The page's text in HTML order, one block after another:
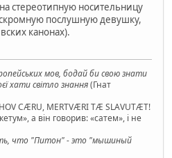
стереотипную носительницу
послушную девушку,
канонах).
мов, бодай би свою знати
хати світло знання(Гнат
CÆRU, MERTVÆRI TÆ SLAVUTÆT!
а він говорив: «сатем», і не
что "Питон" - это "мышиный